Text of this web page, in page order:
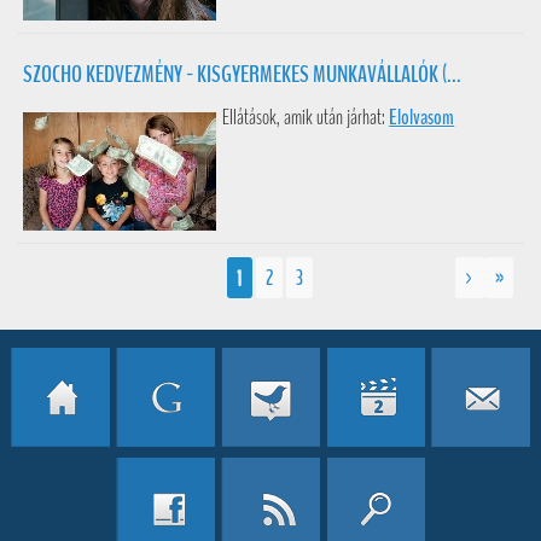
SZOCHO KEDVEZMÉNY - KISGYERMEKES MUNKAVÁLLALÓK (...
Ellátások, amik után járhat: Elolvasom
1 2 3 > »